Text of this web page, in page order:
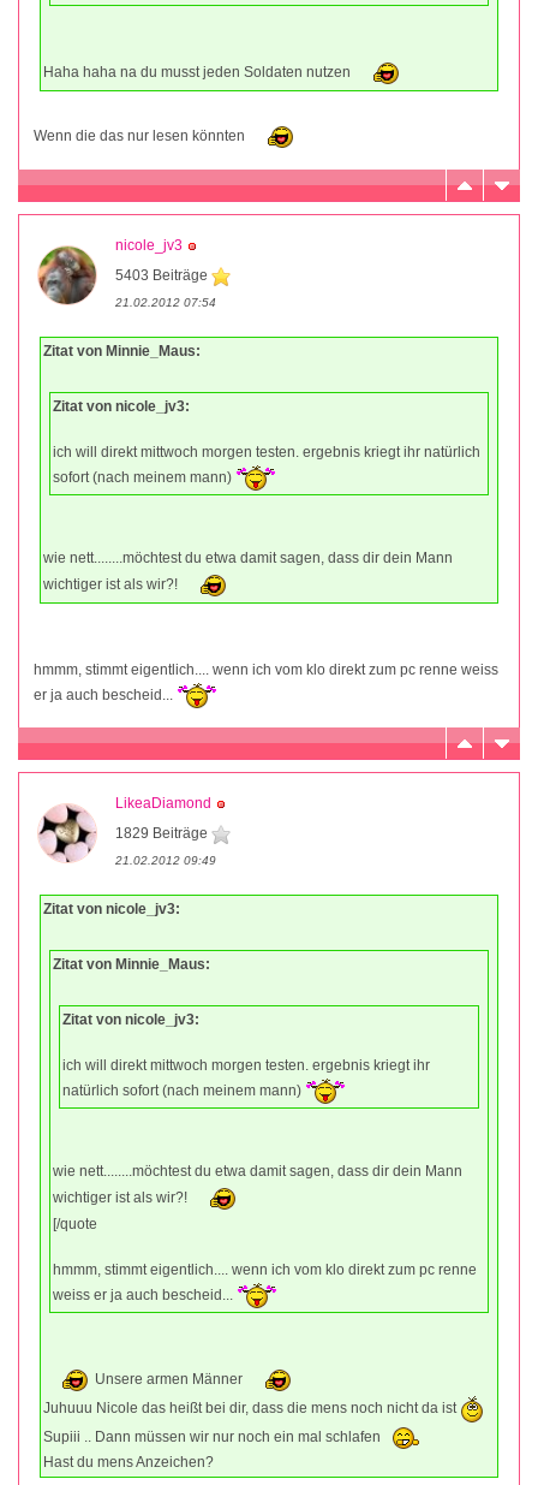
Haha haha na du musst jeden Soldaten nutzen
Wenn die das nur lesen könnten
nicole_jv3
5403 Beiträge
21.02.2012 07:54
Zitat von Minnie_Maus:
Zitat von nicole_jv3:
ich will direkt mittwoch morgen testen. ergebnis kriegt ihr natürlich
sofort (nach meinem mann)
wie nett........möchtest du etwa damit sagen, dass dir dein Mann
wichtiger ist als wir?!
hmmm, stimmt eigentlich.... wenn ich vom klo direkt zum pc renne weiss
er ja auch bescheid...
LikeaDiamond
1829 Beiträge
21.02.2012 09:49
Zitat von nicole_jv3:
Zitat von Minnie_Maus:
Zitat von nicole_jv3:
ich will direkt mittwoch morgen testen. ergebnis kriegt ihr
natürlich sofort (nach meinem mann)
wie nett........möchtest du etwa damit sagen, dass dir dein Mann
wichtiger ist als wir?!
[/quote
hmmm, stimmt eigentlich.... wenn ich vom klo direkt zum pc renne
weiss er ja auch bescheid...
Unsere armen Männer
Juhuuu Nicole das heißt bei dir, dass die mens noch nicht da ist
Supiii .. Dann müssen wir nur noch ein mal schlafen
Hast du mens Anzeichen?